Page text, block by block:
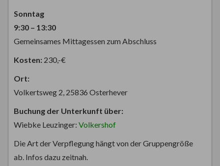
Sonntag
9:30 – 13:30
Gemeinsames Mittagessen zum Abschluss
Kosten: 230,-€
Ort:
Volkertsweg 2, 25836 Osterhever
Buchung der Unterkunft über:
Wiebke Leuzinger: Volkershof
Die Art der Verpflegung hängt von der Gruppengröße
ab. Infos dazu zeitnah.